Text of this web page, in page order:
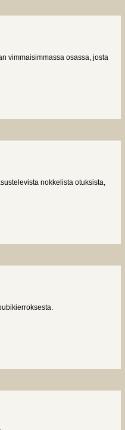
vimmaisimmassa osassa, josta
nokkelista otuksista,